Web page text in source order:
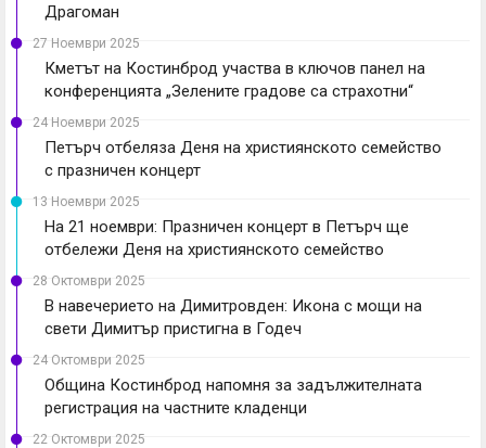
Драгоман
27 Ноември 2025
Кметът на Костинброд участва в ключов панел на
конференцията „Зелените градове са страхотни“
24 Ноември 2025
Петърч отбеляза Деня на християнското семейство
с празничен концерт
13 Ноември 2025
На 21 ноември: Празничен концерт в Петърч ще
отбележи Деня на християнското семейство
28 Октомври 2025
В навечерието на Димитровден: Икона с мощи на
свети Димитър пристигна в Годеч
24 Октомври 2025
Община Костинброд напомня за задължителната
регистрация на частните кладенци
22 Октомври 2025